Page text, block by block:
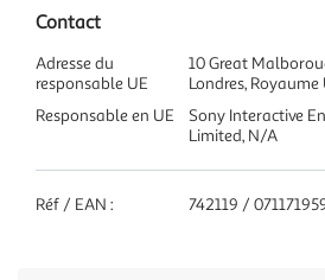
Contact
Adresse du
responsable UE
10 Great
Londres, Royaume
Responsable en UE
Sony Interactive
Limited, N/A
Réf / EAN : 742119 /